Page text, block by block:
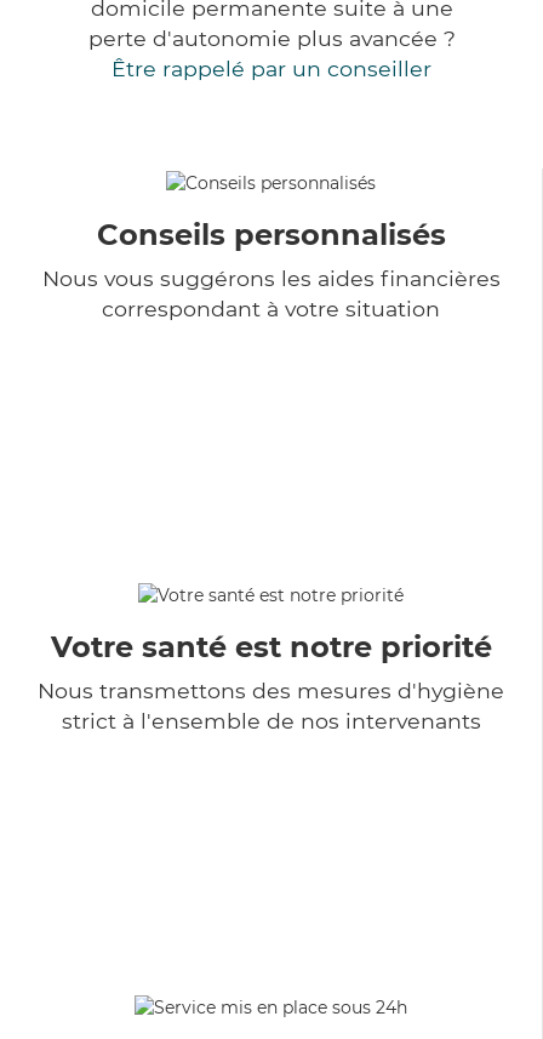
domicile permanente suite à une
perte d'autonomie plus avancée ?
Être rappelé par un conseiller
Conseils personnalisés
Nous vous suggérons les aides financières
correspondant à votre situation
Votre santé est notre priorité
Nous transmettons des mesures d'hygiène
strict à l'ensemble de nos intervenants